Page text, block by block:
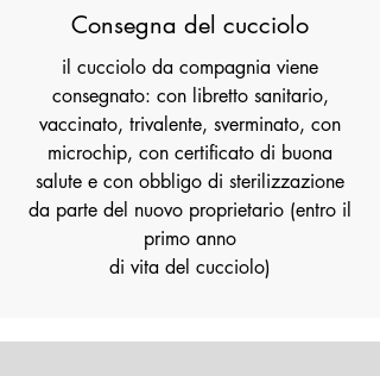
Consegna del cucciolo
il cucciolo da compagnia viene
consegnato: con libretto sanitario,
vaccinato, trivalente, sverminato, con
microchip, con certificato di buona
salute e con obbligo di sterilizzazione
da parte del nuovo proprietario (entro il
primo anno
di vita del cucciolo)